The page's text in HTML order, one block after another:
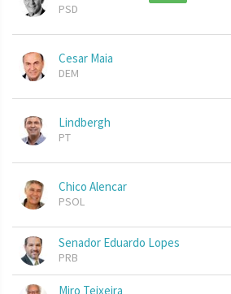
PSD
Cesar Maia
DEM
Lindbergh
PT
Chico Alencar
PSOL
Senador Eduardo Lopes
PRB
Miro Teixeira